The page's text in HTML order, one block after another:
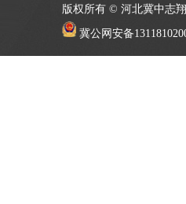
版权所有 © 河北冀中志
冀公网安备